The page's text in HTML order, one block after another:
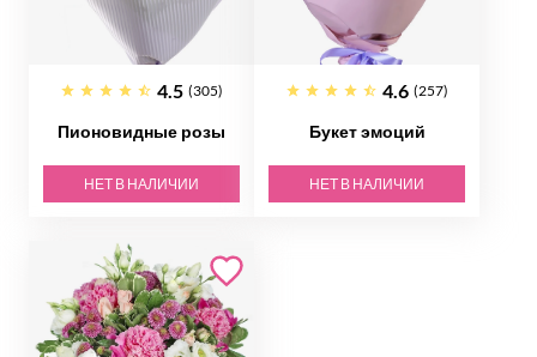
4.5 (305)
Пионовидные розы
НЕТ В НАЛИЧИИ
4.6 (257)
Букет эмоций
НЕТ В НАЛИЧИИ